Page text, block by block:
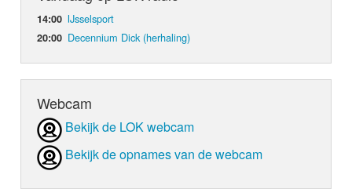
14:00 IJsselsport
20:00 Decennium Dick (herhaling)
Webcam
Bekijk de LOK webcam
Bekijk de opnames van de webcam